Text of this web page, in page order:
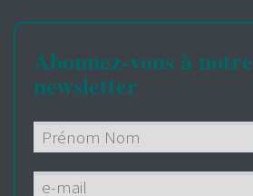
Abonnez-vous à notre
newsletter